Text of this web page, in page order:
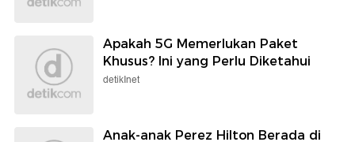
Apakah 5G Memerlukan Paket
Khusus? Ini yang Perlu Diketahui
detikInet
Anak-anak Perez Hilton Berada di